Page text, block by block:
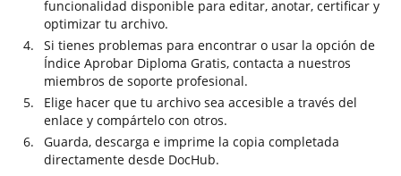
funcionalidad disponible para editar, anotar, certificar y
optimizar tu archivo.
Si tienes problemas para encontrar o usar la opción de
Índice Aprobar Diploma Gratis, contacta a nuestros
miembros de soporte profesional.
Elige hacer que tu archivo sea accesible a través del
enlace y compártelo con otros.
Guarda, descarga e imprime la copia completada
directamente desde DocHub.